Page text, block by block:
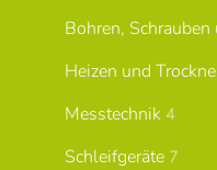
Bohren,
Heizen und
Messtechnik 4
Schleifgeräte 7